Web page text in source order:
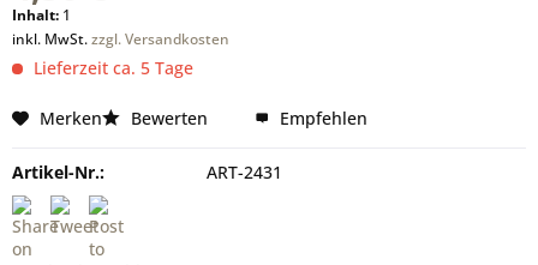
Inhalt: 1
inkl. MwSt.zzgl. Versandkosten
Lieferzeit ca. 5 Tage
Merken Bewerten Empfehlen
Artikel-Nr.: ART-2431